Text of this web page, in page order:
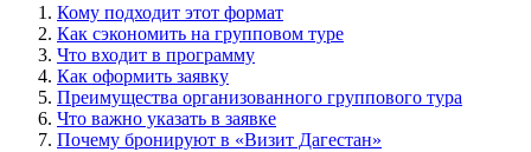
Кому подходит этот формат
Как сэкономить на групповом туре
Что входит в программу
Как оформить заявку
Преимущества организованного группового тура
Что важно указать в заявке
Почему бронируют в «Визит Дагестан»